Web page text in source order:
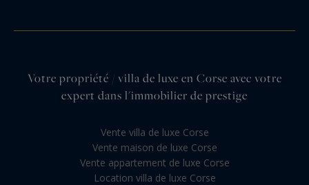
Votre propriété / villa de luxe en Corse avec votre
expert dans l'immobilier de prestige
Vente villa de luxe Corse
Vente maison de luxe Corse
Vente appartement de luxe Corse
Location villa de luxe Corse